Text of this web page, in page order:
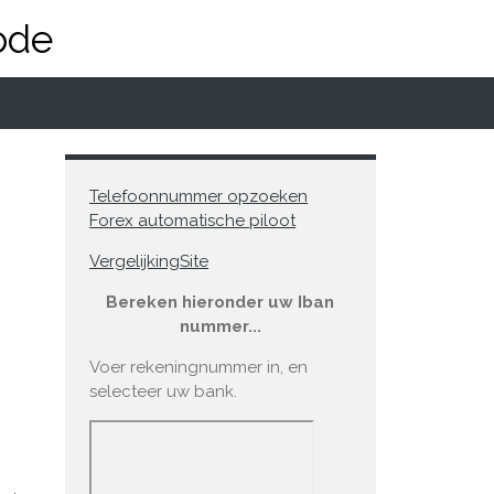
Telefoonnummer opzoeken
Forex automatische piloot
VergelijkingSite
Bereken hieronder uw Iban
nummer...
Voer rekeningnummer in, en
selecteer uw bank.